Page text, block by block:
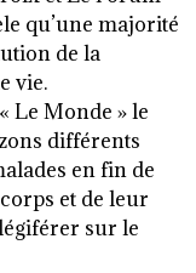
qu’une majorité
de la
vie.
Le Monde » le
différents
en fin de
et de leur
sur le